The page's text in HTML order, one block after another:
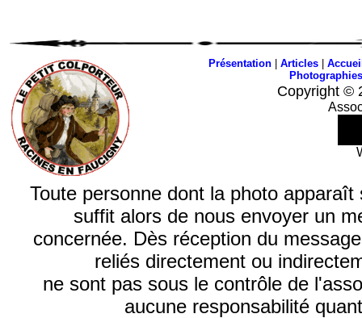
Présentation| Articles|
Photographies
Copyright ©
Toute personne dont la photo
suffit alors de nous envoyer un
concernée. Dès réception du
reliés directement ou
ne sont pas sous le contrôle de
aucune responsabilité